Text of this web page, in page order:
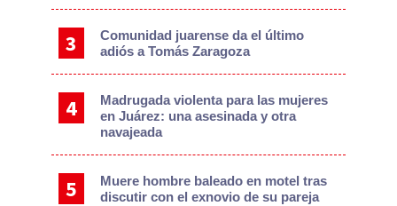
Comunidad juarense da el último
adiós a Tomás Zaragoza
Madrugada violenta para las mujeres
en Juárez: una asesinada y otra
navajeada
Muere hombre baleado en motel tras
discutir con el exnovio de su pareja